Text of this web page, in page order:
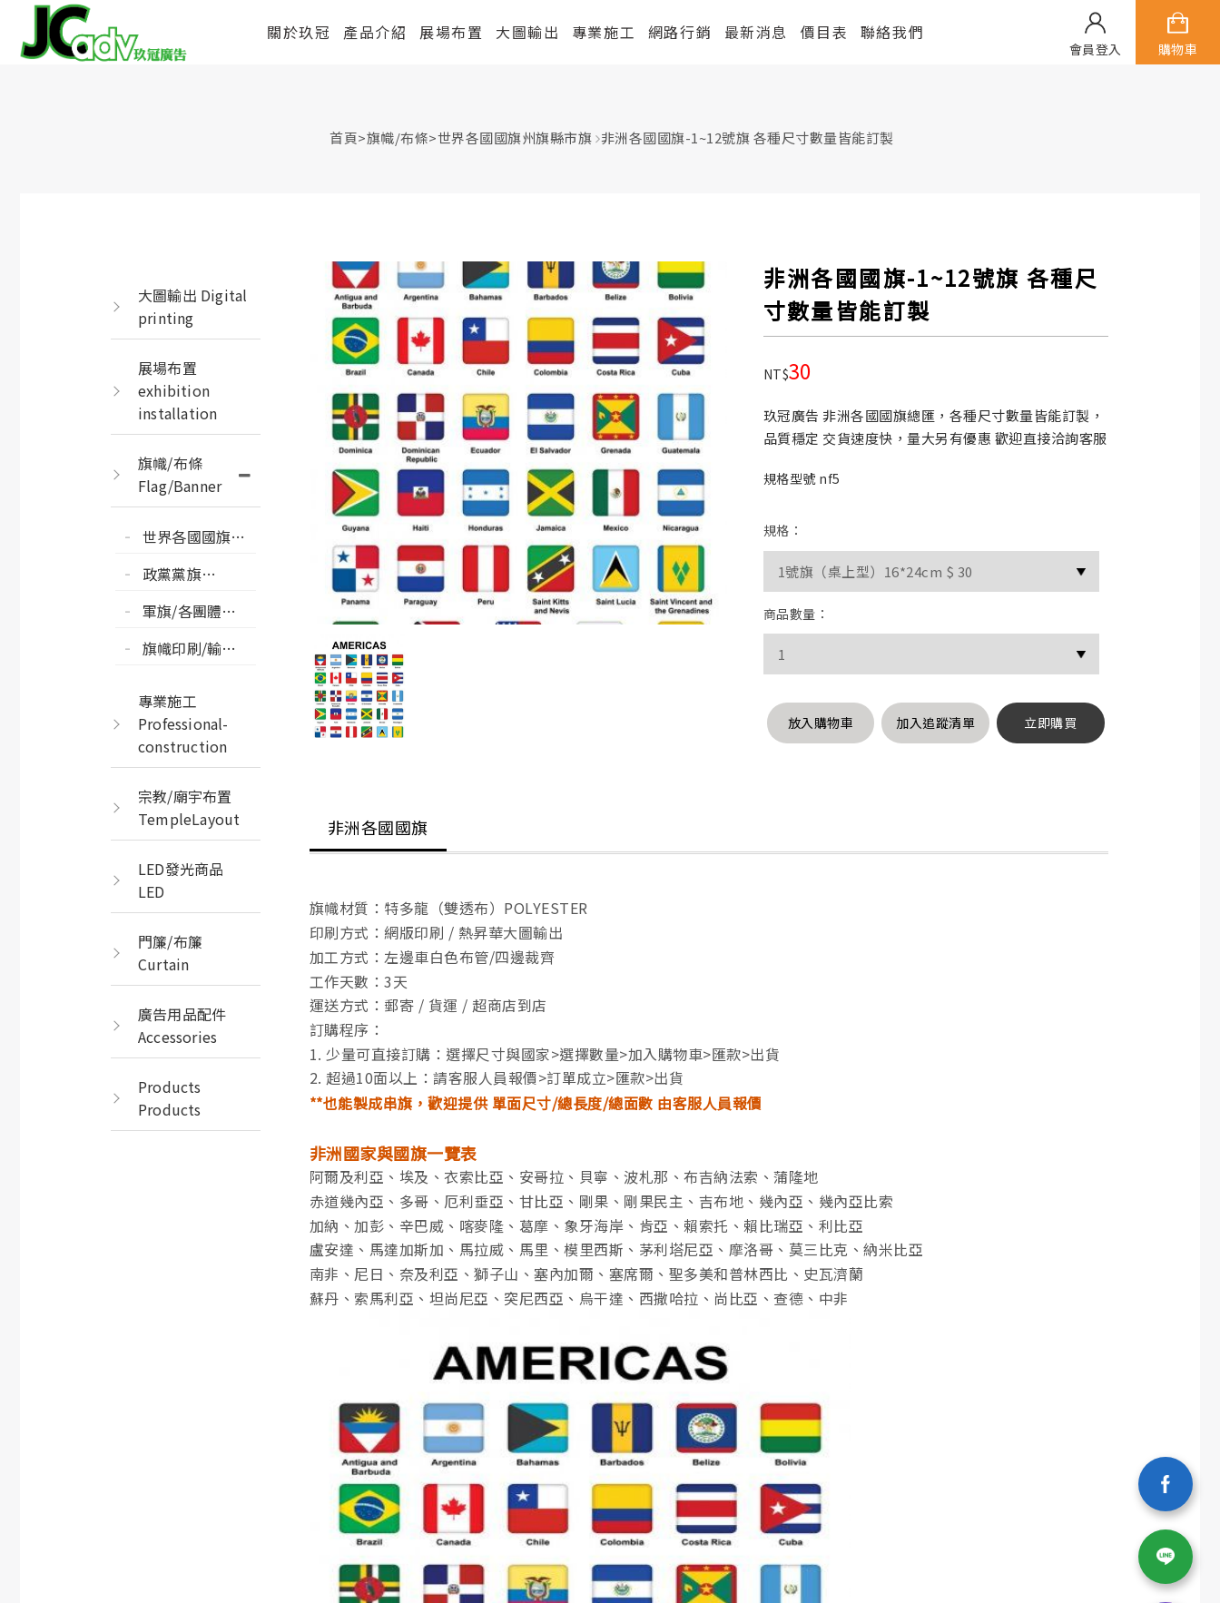
關於玖冠 產品介紹 展場布置 大圖輸出 專業施工 網路行銷 最新消息 價目表 聯絡我們
會員登入 購物車
首頁>旗幟/布條>世界各國國旗州旗縣市旗 非洲各國國旗-1~12號旗 各種尺寸數量皆能訂製
大圖輸出 Digital
printing
展場布置
exhibition
installation
旗幟/布條
Flag/Banner
世界各國國旗州
COUNTRY/CITY
FLAG
政黨黨旗
FLAG
軍旗/各團體會
FLAG-ENSIGN
旗幟印刷/輸出
專業施工
Professional-
construction
宗教/廟宇布置
TempleLayout
LED發光商品
LED
門簾/布簾
Curtain
廣告用品配件
Accessories
Products
Products
非洲各國國旗-1~12號旗 各種尺
寸數量皆能訂製
NT$30
玖冠廣告 非洲各國國旗總匯，各種尺寸數量皆能訂製，
品質穩定 交貨速度快，量大另有優惠 歡迎直接洽詢客服
規格型號 nf5
規格：
商品數量：
放入購物車 加入追蹤清單 立即購買
非洲各國國旗
旗幟材質：特多龍（雙透布）POLYESTER
印刷方式：網版印刷 / 熱昇華大圖輸出
加工方式：左邊車白色布管/四邊裁齊
工作天數：3天
運送方式：郵寄 / 貨運 / 超商店到店
訂購程序：
1. 少量可直接訂購：選擇尺寸與國家>選擇數量>加入購物車>匯款>出貨
2. 超過10面以上：請客服人員報價>訂單成立>匯款>出貨
**也能製成串旗，歡迎提供 單面尺寸/總長度/總面數 由客服人員報價
非洲國家與國旗一覽表
阿爾及利亞、埃及、衣索比亞、安哥拉、貝寧、波札那、布吉納法索、蒲隆地
赤道幾內亞、多哥、厄利垂亞、甘比亞、剛果、剛果民主、吉布地、幾內亞、幾內亞比索
加納、加彭、辛巴威、喀麥隆、葛摩、象牙海岸、肯亞、賴索托、賴比瑞亞、利比亞
盧安達、馬達加斯加、馬拉威、馬里、模里西斯、茅利塔尼亞、摩洛哥、莫三比克、納米比亞
南非、尼日、奈及利亞、獅子山、塞內加爾、塞席爾、聖多美和普林西比、史瓦濟蘭
蘇丹、索馬利亞、坦尚尼亞、突尼西亞、烏干達、西撒哈拉、尚比亞、查德、中非